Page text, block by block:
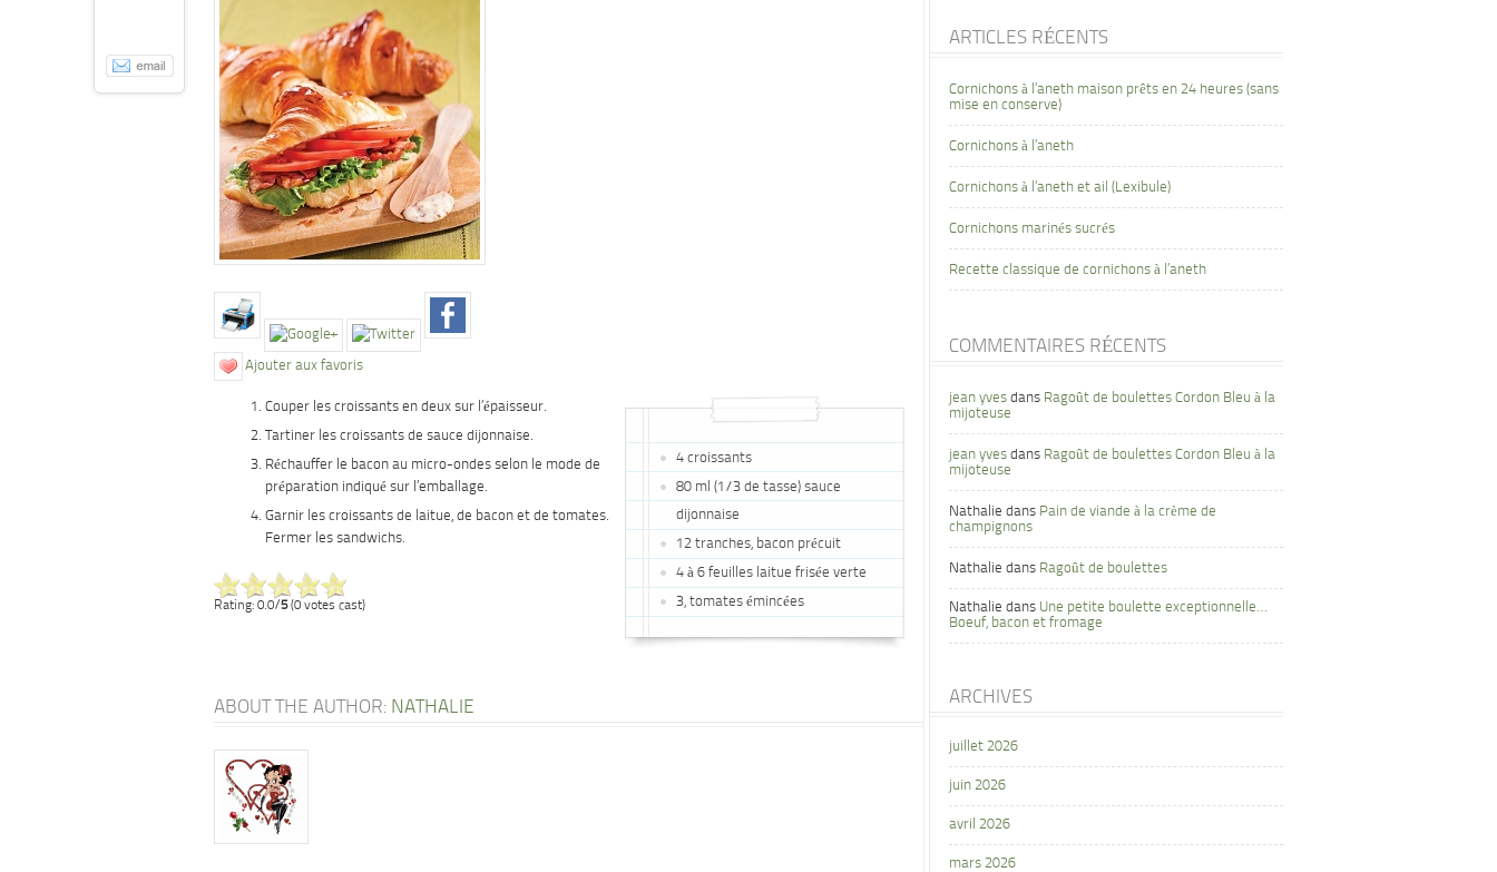
Ajouter aux favoris
4 croissants
80 ml (1/3 de tasse) sauce
dijonnaise
12 tranches, bacon précuit
4 à 6 feuilles laitue frisée verte
3, tomates émincées
Couper les croissants en deux sur l’épaisseur.
Tartiner les croissants de sauce dijonnaise.
Réchauffer le bacon au micro-ondes selon le mode de
préparation indiqué sur l’emballage.
Garnir les croissants de laitue, de bacon et de tomates.
Fermer les sandwichs.
Rating: 0.0/5(0 votes cast)
ABOUT THE AUTHOR: NATHALIE
ARTICLES RÉCENTS
Cornichons à l’aneth maison prêts en 24 heures (sans
mise en conserve)
Cornichons à l’aneth
Cornichons à l’aneth et ail (Lexibule)
Cornichons marinés sucrés
Recette classique de cornichons à l’aneth
COMMENTAIRES RÉCENTS
jean yves dans Ragoût de boulettes Cordon Bleu à la
mijoteuse
jean yves dans Ragoût de boulettes Cordon Bleu à la
mijoteuse
Nathalie dans Pain de viande à la crème de
champignons
Nathalie dans Ragoût de boulettes
Nathalie dans Une petite boulette exceptionnelle…
Boeuf, bacon et fromage
ARCHIVES
juillet 2026
juin 2026
avril 2026
mars 2026